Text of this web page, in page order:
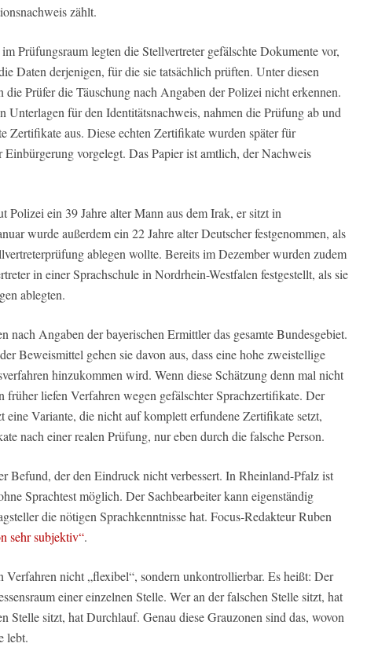
zählt.
Prüfungsraum legten die Stellvertreter gefälschte Dokumente vor,
Daten derjenigen, für die sie tatsächlich prüften. Unter diesen
die Prüfer die Täuschung nach Angaben der Polizei nicht erkennen.
Unterlagen für den Identitätsnachweis, nahmen die Prüfung ab und
Zertifikate aus. Diese echten Zertifikate wurden später für
Einbürgerung vorgelegt. Das Papier ist amtlich, der Nachweis
Polizei ein 39 Jahre alter Mann aus dem Irak, er sitzt in
wurde außerdem ein 22 Jahre alter Deutscher festgenommen, als
ablegen wollte. Bereits im Dezember wurden zudem
in einer Sprachschule in Nordrhein-Westfalen festgestellt, als sie
ablegten.
nach Angaben der bayerischen Ermittler das gesamte Bundesgebiet.
Beweismittel gehen sie davon aus, dass eine hohe zweistellige
hinzukommen wird. Wenn diese Schätzung denn mal nicht
früher liefen Verfahren wegen gefälschter Sprachzertifikate. Der
eine Variante, die nicht auf komplett erfundene Zertifikate setzt,
nach einer realen Prüfung, nur eben durch die falsche Person.
Befund, der den Eindruck nicht verbessert. In Rheinland-Pfalz ist
Sprachtest möglich. Der Sachbearbeiter kann eigenständig
die nötigen Sprachkenntnisse hat. Focus-Redakteur Ruben
sehr subjektiv“.
Verfahren nicht „flexibel“, sondern unkontrollierbar. Es heißt: Der
einer einzelnen Stelle. Wer an der falschen Stelle sitzt, hat
Stelle sitzt, hat Durchlauf. Genau diese Grauzonen sind das, wovon
lebt.